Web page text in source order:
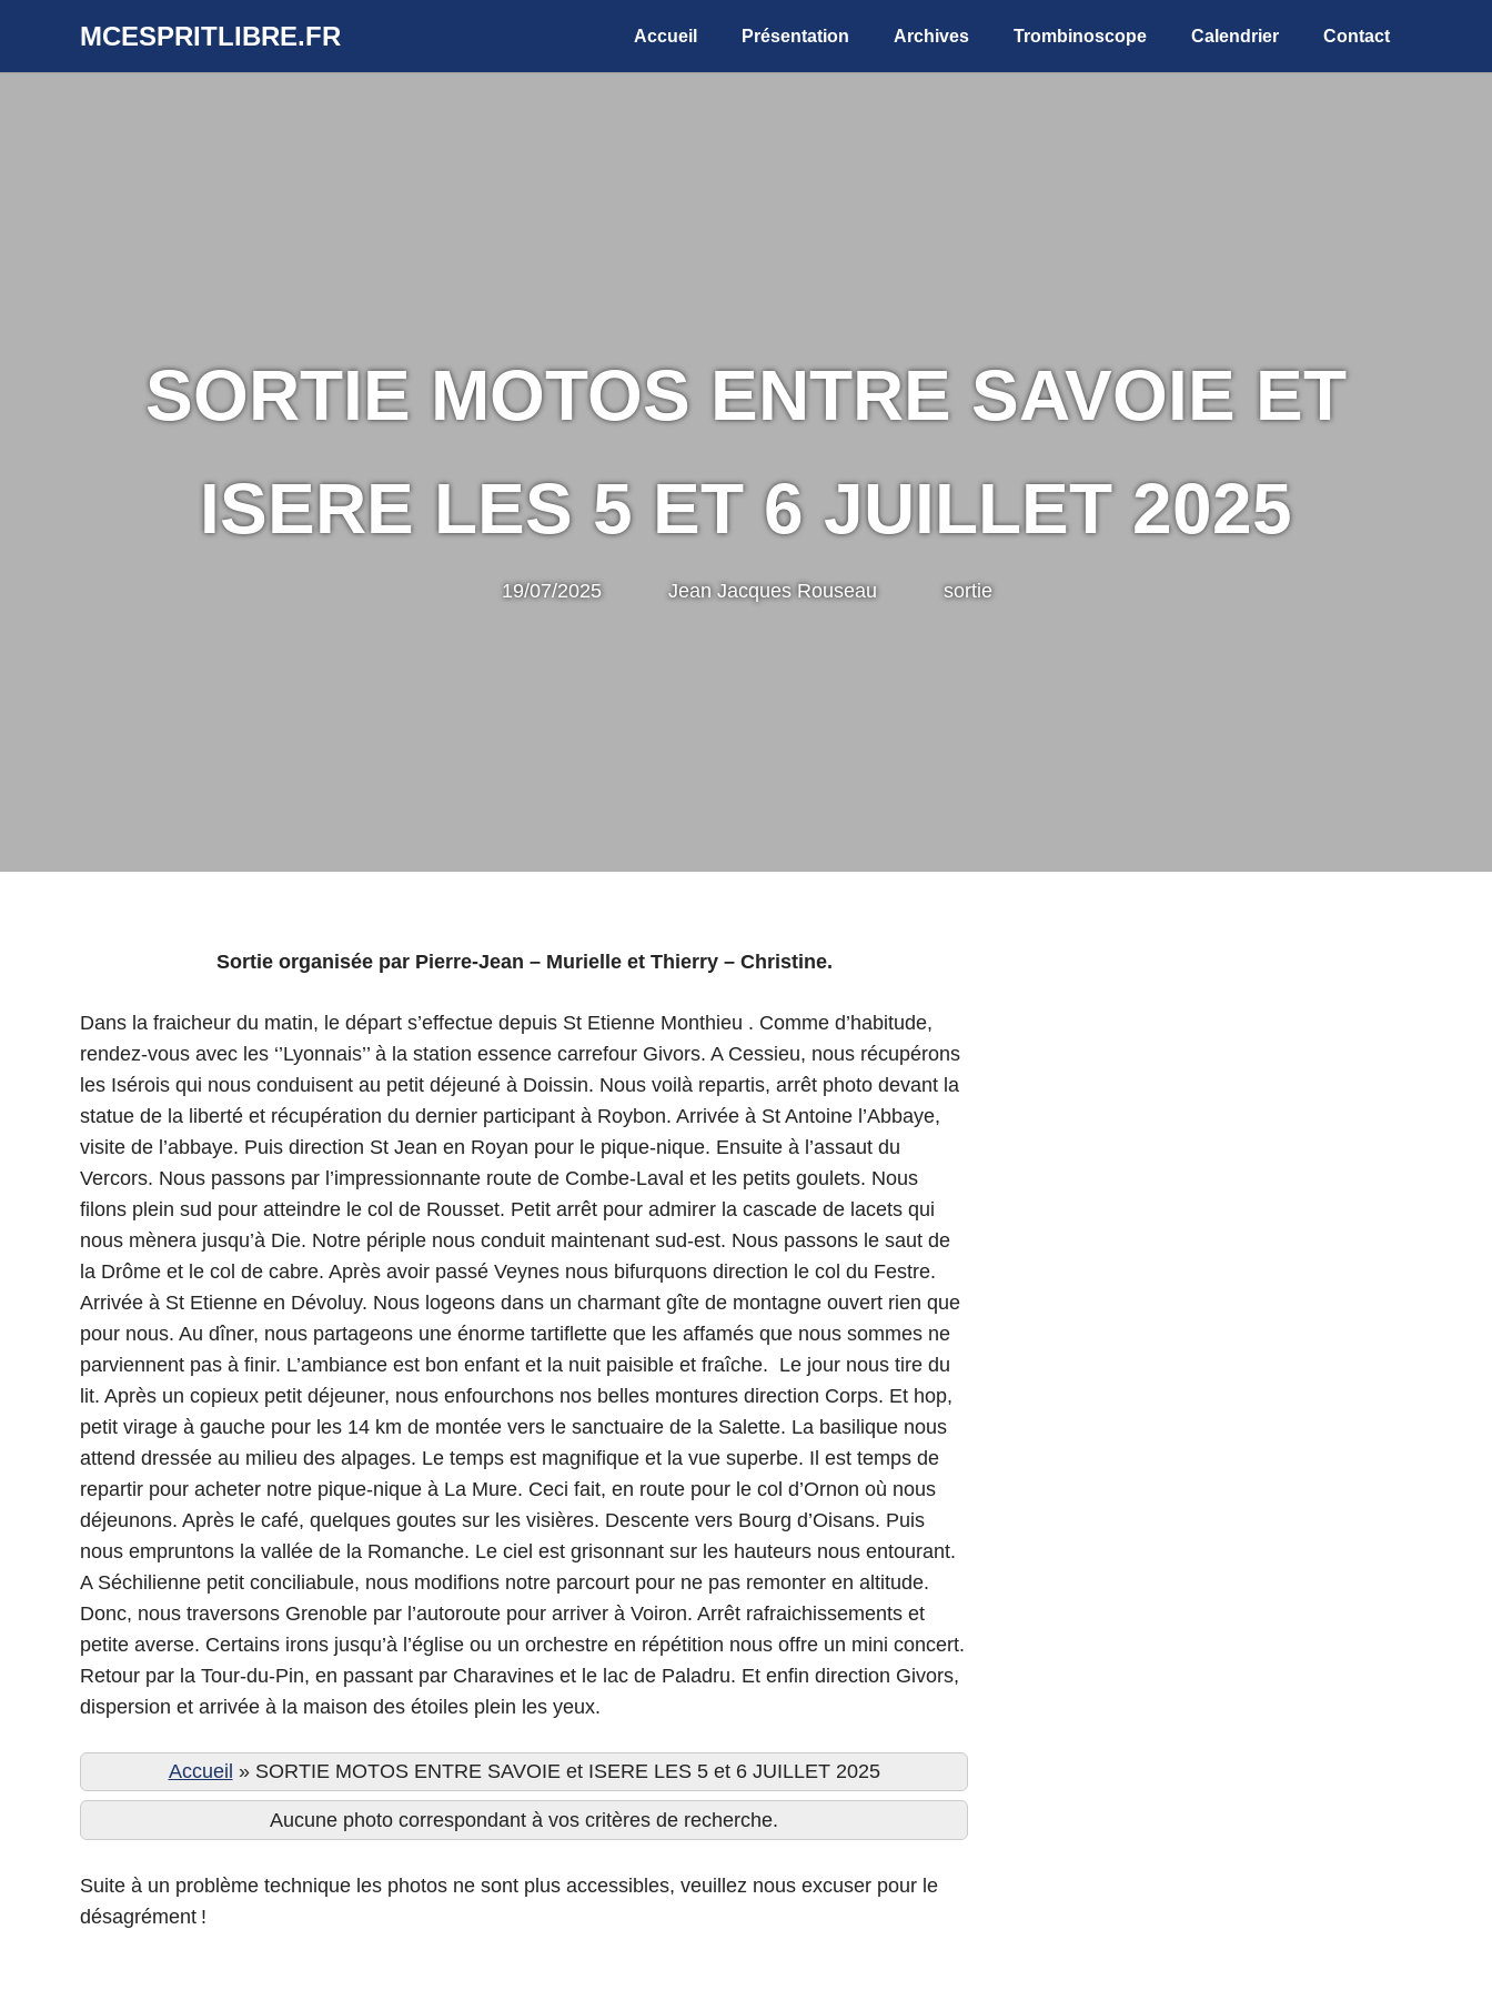
content
MCESPRITLIBRE.FR Accueil Présentation Archives Trombinoscope Calendrier Contact
SORTIE MOTOS ENTRE SAVOIE ET
ISERE LES 5 ET 6 JUILLET 2025
19/07/2025 Jean Jacques Rouseau sortie
Sortie organisée par Pierre-Jean – Murielle et Thierry – Christine.
Dans la fraicheur du matin, le départ s’effectue depuis St Etienne Monthieu . Comme d’habitude,
rendez-vous avec les ‘’Lyonnais’’ à la station essence carrefour Givors. A Cessieu, nous récupérons
les Isérois qui nous conduisent au petit déjeuné à Doissin. Nous voilà repartis, arrêt photo devant la
statue de la liberté et récupération du dernier participant à Roybon. Arrivée à St Antoine l’Abbaye,
visite de l’abbaye. Puis direction St Jean en Royan pour le pique-nique. Ensuite à l’assaut du
Vercors. Nous passons par l’impressionnante route de Combe-Laval et les petits goulets. Nous
filons plein sud pour atteindre le col de Rousset. Petit arrêt pour admirer la cascade de lacets qui
nous mènera jusqu’à Die. Notre périple nous conduit maintenant sud-est. Nous passons le saut de
la Drôme et le col de cabre. Après avoir passé Veynes nous bifurquons direction le col du Festre.
Arrivée à St Etienne en Dévoluy. Nous logeons dans un charmant gîte de montagne ouvert rien que
pour nous. Au dîner, nous partageons une énorme tartiflette que les affamés que nous sommes ne
parviennent pas à finir. L’ambiance est bon enfant et la nuit paisible et fraîche. Le jour nous tire du
lit. Après un copieux petit déjeuner, nous enfourchons nos belles montures direction Corps. Et hop,
petit virage à gauche pour les 14 km de montée vers le sanctuaire de la Salette. La basilique nous
attend dressée au milieu des alpages. Le temps est magnifique et la vue superbe. Il est temps de
repartir pour acheter notre pique-nique à La Mure. Ceci fait, en route pour le col d’Ornon où nous
déjeunons. Après le café, quelques goutes sur les visières. Descente vers Bourg d’Oisans. Puis
nous empruntons la vallée de la Romanche. Le ciel est grisonnant sur les hauteurs nous entourant.
A Séchilienne petit conciliabule, nous modifions notre parcourt pour ne pas remonter en altitude.
Donc, nous traversons Grenoble par l’autoroute pour arriver à Voiron. Arrêt rafraichissements et
petite averse. Certains irons jusqu’à l’église ou un orchestre en répétition nous offre un mini concert.
Retour par la Tour-du-Pin, en passant par Charavines et le lac de Paladru. Et enfin direction Givors,
dispersion et arrivée à la maison des étoiles plein les yeux.
Accueil » SORTIE MOTOS ENTRE SAVOIE et ISERE LES 5 et 6 JUILLET 2025
Aucune photo correspondant à vos critères de recherche.
Suite à un problème technique les photos ne sont plus accessibles, veuillez nous excuser pour le
désagrément !